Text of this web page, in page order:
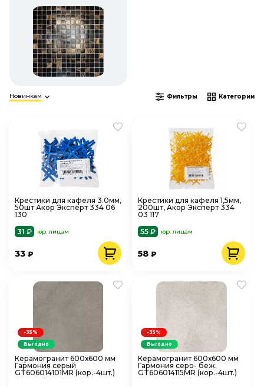
Новинкам Фильтры Категории
Крестики для кафеля 3.0мм,
50шт Акор Эксперт 334 06
130
31 ₽
юр. лицам
33 ₽
Крестики для кафеля 1,5мм,
200шт, Акор Эксперт 334
03 117
55 ₽
юр. лицам
58₽
Керамогранит 600х600 мм
Гармония серый
GT606014101MR (кор.-4шт.)
-35%
Выгодно
Керамогранит 600х600 мм
Гармония серо- беж.
GT606014115MR (кор.-4шт.)
-35%
Выгодно